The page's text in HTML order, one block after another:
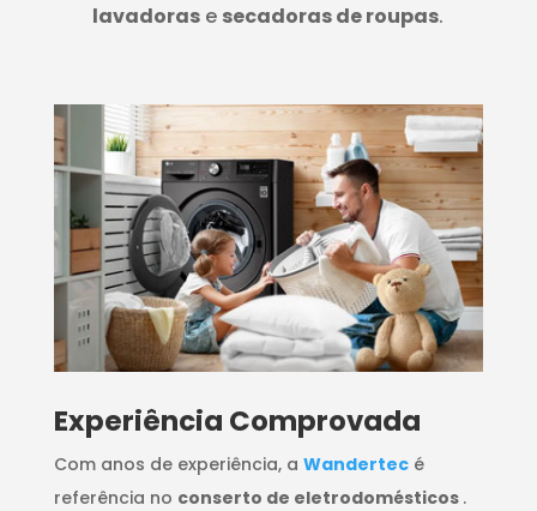
lavadoras e secadoras de roupas.
​Experiência Comprovada
Com anos de experiência, a Wandertecé
referência no conserto de eletrodomésticos .